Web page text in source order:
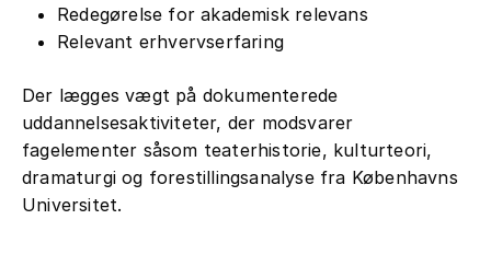
Redegørelse for akademisk relevans
Relevant erhvervserfaring
Der lægges vægt på dokumenterede
uddannelsesaktiviteter, der modsvarer
fagelementer såsom teaterhistorie, kulturteori,
dramaturgi og forestillingsanalyse fra Københavns
Universitet.